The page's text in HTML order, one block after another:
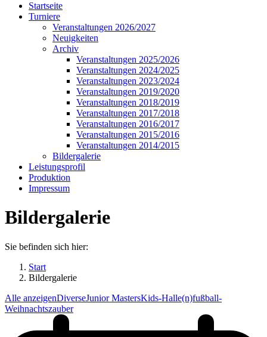
Startseite
Turniere
Veranstaltungen 2026/2027
Neuigkeiten
Archiv
Veranstaltungen 2025/2026
Veranstaltungen 2024/2025
Veranstaltungen 2023/2024
Veranstaltungen 2019/2020
Veranstaltungen 2018/2019
Veranstaltungen 2017/2018
Veranstaltungen 2016/2017
Veranstaltungen 2015/2016
Veranstaltungen 2014/2015
Bildergalerie
Leistungsprofil
Produktion
Impressum
Bildergalerie
Sie befinden sich hier:
Start
Bildergalerie
Alle anzeigenDiverseJunior MastersKids-Halle(n)fußball-
Weihnachtszauber